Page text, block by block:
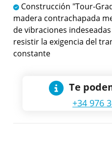
Construcción "Tour-
madera contrachapada
de vibraciones
resistir la exigencia del
constante
Te
+34 976